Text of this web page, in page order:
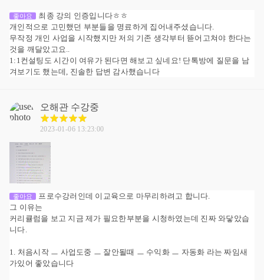
좋아요
최종 강의 인증입니다ㅎㅎ
개인적으로 고민했던 부분들을 명료하게 집어내주셨습니다.
무작정 개인 사업을 시작했지만 저의 기존 생각부터 뜯어고쳐야 한다는
것을 깨달았고요..
1:1컨설팅도 시간이 여유가 된다면 해보고 싶네요! 단톡방에 질문을 남
겨보기도 했는데, 진솔한 답변 감사했습니다
오해관 수강중
2023-01-06 13:23:00
좋아요
프로수강러인데 이교육으로 마무리하려고 합니다.
그 이유는
커리큘럼을 보고 지금 제가 필요한부분을 시청하였는데 진짜 와닿았습
니다.
1. 처음시작 ㅡ 사업도중 ㅡ 잘안될때 ㅡ 수익화 ㅡ 자동화 라는 짜임새
가있어 좋았습니다